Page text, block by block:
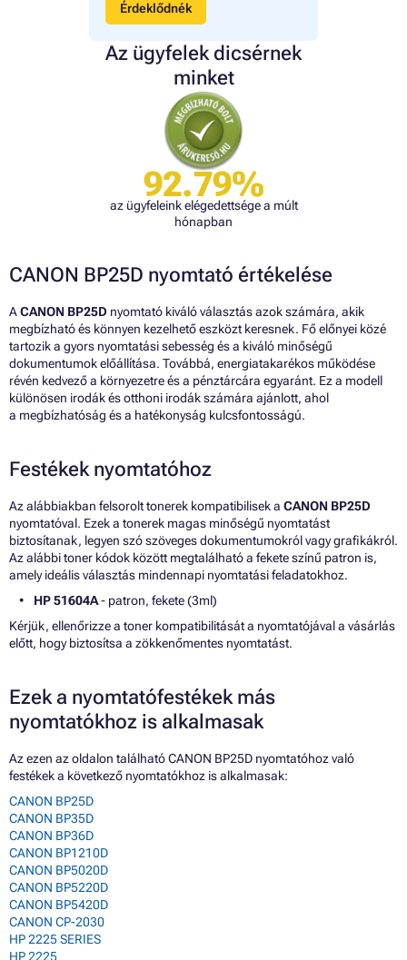
Érdeklődnék
Az ügyfelek dicsérnek
minket
92.79%
az ügyfeleink elégedettsége a múlt
hónapban
CANON BP25D nyomtató értékelése
ACANON BP25D nyomtató kiváló választás azok számára, akik
megbízható és könnyen kezelhető eszközt keresnek. Fő előnyei közé
tartozik a gyors nyomtatási sebesség és a kiváló minőségű
dokumentumok előállítása. Továbbá, energiatakarékos működése
révén kedvező a környezetre és a pénztárcára egyaránt. Ez a modell
különösen irodák és otthoni irodák számára ajánlott, ahol
a megbízhatóság és a hatékonyság kulcsfontosságú.
Festékek nyomtatóhoz
Az alábbiakban felsorolt tonerek kompatibilisek a CANON BP25D
nyomtatóval. Ezek a tonerek magas minőségű nyomtatást
biztosítanak, legyen szó szöveges dokumentumokról vagy grafikákról.
Az alábbi toner kódok között megtalálható a fekete színű patron is,
amely ideális választás mindennapi nyomtatási feladatokhoz.
HP 51604A- patron, fekete (3ml)
Kérjük, ellenőrizze a toner kompatibilitását a nyomtatójával a vásárlás
előtt, hogy biztosítsa a zökkenőmentes nyomtatást.
Ezek a nyomtatófestékek más
nyomtatókhoz is alkalmasak
Az ezen az oldalon található CANON BP25D nyomtatóhoz való
festékek a következő nyomtatókhoz is alkalmasak:
CANON BP25D
CANON BP35D
CANON BP36D
CANON BP1210D
CANON BP5020D
CANON BP5220D
CANON BP5420D
CANON CP-2030
HP 2225 SERIES
HP 2225